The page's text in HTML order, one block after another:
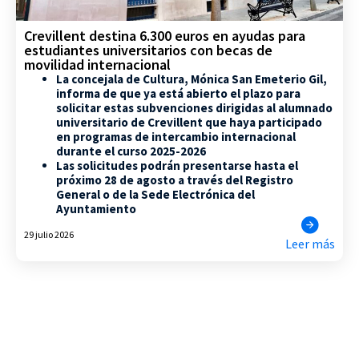
Crevillent destina 6.300 euros en ayudas para
estudiantes universitarios con becas de
movilidad internacional
La concejala de Cultura, Mónica San Emeterio Gil,
informa de que ya está abierto el plazo para
solicitar estas subvenciones dirigidas al alumnado
universitario de Crevillent que haya participado
en programas de intercambio internacional
durante el curso 2025-2026
Las solicitudes podrán presentarse hasta el
próximo 28 de agosto a través del Registro
General o de la Sede Electrónica del
Ayuntamiento
29 julio 2026
Leer más